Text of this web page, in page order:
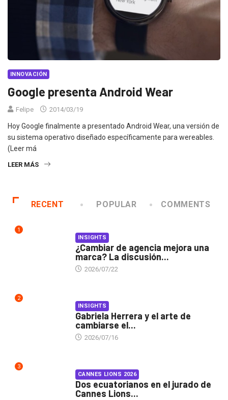
INNOVACIÓN
Google presenta Android Wear
Felipe 2014/03/19
Hoy Google finalmente a presentado Android Wear, una versión de
su sistema operativo diseñado específicamente para wereables.
(Leer má
LEER MÁS
RECENT POPULAR COMMENTS
1
INSIGHTS
¿Cambiar de agencia mejora una
marca? La discusión...
2026/07/22
2
INSIGHTS
Gabriela Herrera y el arte de
cambiarse el...
2026/07/16
3
CANNES LIONS 2026
Dos ecuatorianos en el jurado de
Cannes Lions...